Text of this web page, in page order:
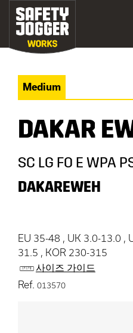
Medium
DAKAR
SC LG FO E WPA
DAKAREWEH
EU 35-48 , UK 3.0-13.0 ,
31.5 , KOR 230-315
사이즈 가이드
Ref. 013570